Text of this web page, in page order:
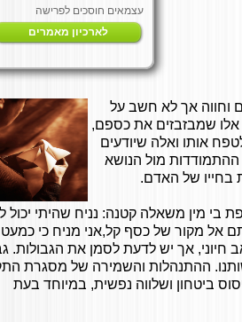
עצמאים חוסכים לפרישה
לארכיון מאמרים
וחווה אך לא חשב על
שמבזבזים את כספם,
אותו ואלה שיודעים
ההתמודדות מול הנושא
בחייו של האדם.
בי מין משאלה קטנה: נניח שהיתי יכול
אל מקור של כסף קל,אני מניח כי כמעט
אך יש לדעת לסמן את הגבולות.
ההתנהלות והשמירה של מסגרת
ביטחון ושלווה נפשית, במיוחד בעת